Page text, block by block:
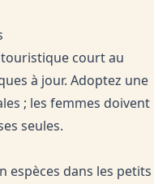
touristique court au
à jour. Adoptez une
; les femmes doivent
seules.
espèces dans les petits